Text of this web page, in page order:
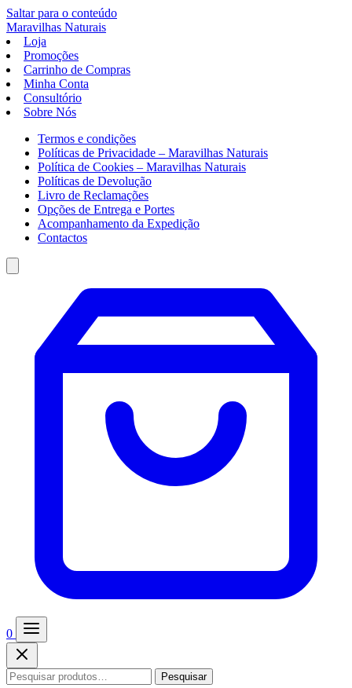
Saltar para o conteúdo
Maravilhas Naturais
Loja
Promoções
Carrinho de Compras
Minha Conta
Consultório
Sobre Nós
Termos e condições
Políticas de Privacidade – Maravilhas Naturais
Política de Cookies – Maravilhas Naturais
Políticas de Devolução
Livro de Reclamações
Opções de Entrega e Portes
Acompanhamento da Expedição
Contactos
0
Pesquisar